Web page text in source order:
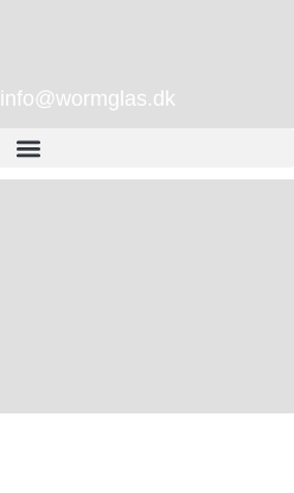
info@wormglas.dk